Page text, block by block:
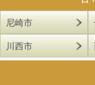
尼崎市
川西市